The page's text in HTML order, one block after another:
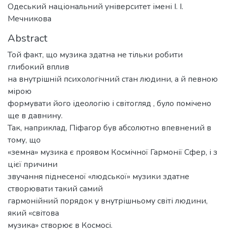
Одеський національний університет імені І. І.
Мечникова
Abstract
Той факт, що музика здатна не тільки робити
глибокий вплив
на внутрішній психологічний стан людини, а й певною
мірою
формувати його ідеологію і світогляд , було помічено
ще в давнину.
Так, наприклад, Піфагор був абсолютно впевнений в
тому, що
«земна» музика є проявом Космічної Гармонії Сфер, і з
цієї причини
звучання піднесеної «людської» музики здатне
створювати такий самий
гармонійний порядок у внутрішньому світі людини,
який «світова
музика» створює в Космосі.